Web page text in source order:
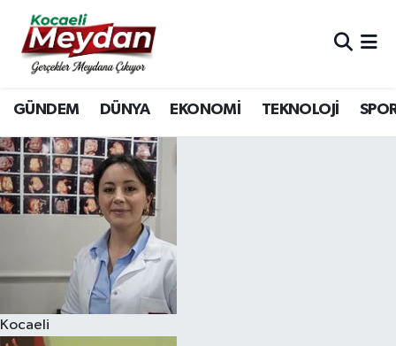
GÜNDEM DÜNYA EKONOMİ TEKNOLOJİ
Kocaeli
Nöbetçi Eczaneler
Hava Durumu
Trafik Durumu
Süper Lig Puan Durumu ve Fikstür
Tüm Manşetler
Son Dakika Haberleri
Haber Arşivi